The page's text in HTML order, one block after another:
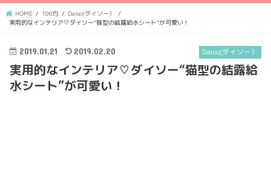
HOME 100均
Daiso(ダイソー）
実用的なインテリア♡ダイソー“猫型の結露給水シート”が可愛い！
Daiso(ダイソー）
2019.01.21 2019.02.20
実用的なインテリア♡ダイソー“猫型の結露給
水シート”が可愛い！